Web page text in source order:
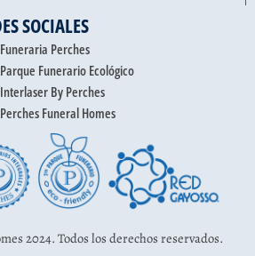
SOCIALES
Funeraria Perches
Parque Funerario Ecológico
Interlaser By Perches
Perches Funeral Homes
2024. Todos los derechos reservados.